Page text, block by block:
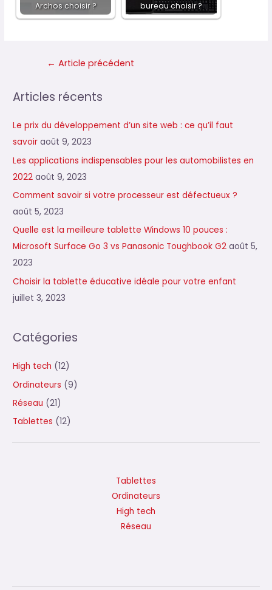
Archos choisir ?
bureau choisir ?
Navigation
l’article
← Article précédent
Articles récents
Le prix du développement d’un site web : ce qu’il faut
savoir août 9, 2023
Les applications indispensables pour les automobilistes en
2022 août 9, 2023
Comment savoir si votre processeur est défectueux ?
août 5, 2023
Quelle est la meilleure tablette Windows 10 pouces :
Microsoft Surface Go 3 vs Panasonic Toughbook G2 août 5,
2023
Choisir la tablette éducative idéale pour votre enfant
juillet 3, 2023
Catégories
High tech (12)
Ordinateurs (9)
Réseau (21)
Tablettes (12)
Tablettes
Ordinateurs
High tech
Réseau